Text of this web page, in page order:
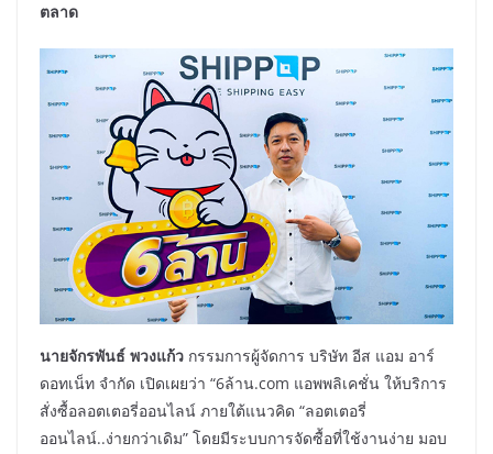
ตลาด
นายจักรพันธ์ พวงแก้ว กรรมการผู้จัดการ บริษัท อีส แอม อาร์
ดอทเน็ท จำกัด เปิดเผยว่า “6ล้าน.com แอพพลิเคชั่น ให้บริการ
สั่งซื้อลอตเตอรี่ออนไลน์ ภายใต้แนวคิด “ลอตเตอรี่
ออนไลน์..ง่ายกว่าเดิม” โดยมีระบบการจัดซื้อที่ใช้งานง่าย มอบ